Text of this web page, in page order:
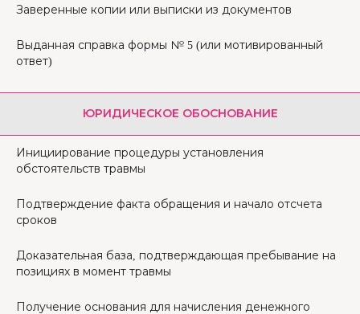
Заверенные копии или выписки из документов
Выданная справка формы № 5 (или мотивированный
ответ)
ЮРИДИЧЕСКОЕ ОБОСНОВАНИЕ
Инициирование процедуры установления
обстоятельств травмы
Подтверждение факта обращения и начало отсчета
сроков
Доказательная база, подтверждающая пребывание на
позициях в момент травмы
Получение основания для начисления денежного